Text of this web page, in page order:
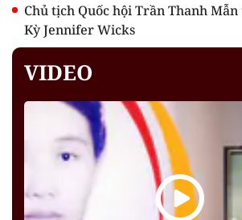
Chủ tịch Quốc hội Trần Thanh
Kỳ Jennifer Wicks
VIDEO